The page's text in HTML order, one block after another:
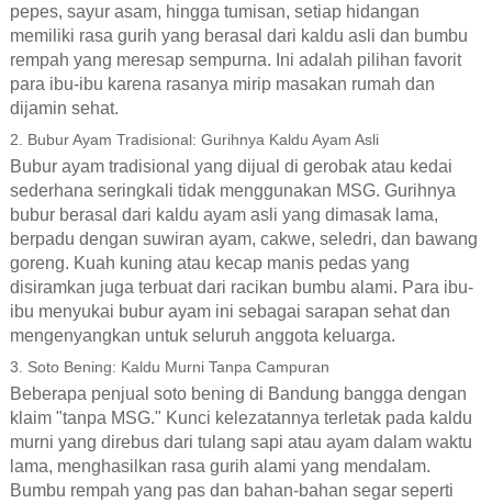
pepes, sayur asam, hingga tumisan, setiap hidangan
memiliki rasa gurih yang berasal dari kaldu asli dan bumbu
rempah yang meresap sempurna. Ini adalah pilihan favorit
para ibu-ibu karena rasanya mirip masakan rumah dan
dijamin sehat.
2. Bubur Ayam Tradisional: Gurihnya Kaldu Ayam Asli
Bubur ayam tradisional yang dijual di gerobak atau kedai
sederhana seringkali tidak menggunakan MSG. Gurihnya
bubur berasal dari kaldu ayam asli yang dimasak lama,
berpadu dengan suwiran ayam, cakwe, seledri, dan bawang
goreng. Kuah kuning atau kecap manis pedas yang
disiramkan juga terbuat dari racikan bumbu alami. Para ibu-
ibu menyukai bubur ayam ini sebagai sarapan sehat dan
mengenyangkan untuk seluruh anggota keluarga.
3. Soto Bening: Kaldu Murni Tanpa Campuran
Beberapa penjual soto bening di Bandung bangga dengan
klaim "tanpa MSG." Kunci kelezatannya terletak pada kaldu
murni yang direbus dari tulang sapi atau ayam dalam waktu
lama, menghasilkan rasa gurih alami yang mendalam.
Bumbu rempah yang pas dan bahan-bahan segar seperti